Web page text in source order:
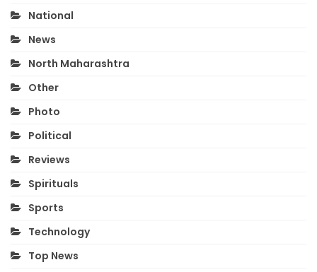
National
News
North Maharashtra
Other
Photo
Political
Reviews
Spirituals
Sports
Technology
Top News